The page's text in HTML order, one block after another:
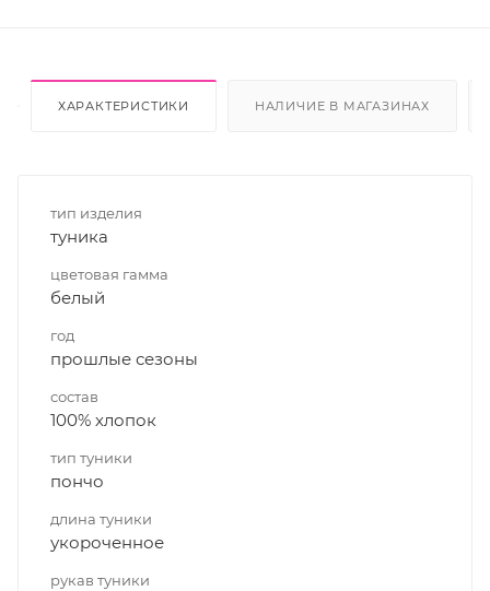
ХАРАКТЕРИСТИКИ НАЛИЧИЕ В МАГАЗИНАХ
тип изделия
туника
цветовая гамма
белый
год
прошлые сезоны
состав
100% хлопок
тип туники
пончо
длина туники
укороченное
рукав туники